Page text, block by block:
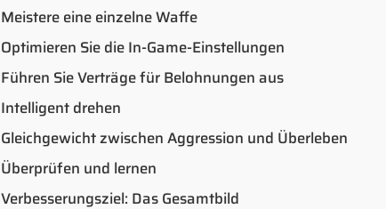
Meistere eine einzelne Waffe
Optimieren Sie die In-Game-Einstellungen
Führen Sie Verträge für Belohnungen aus
Intelligent drehen
Gleichgewicht zwischen Aggression und Überleben
Überprüfen und lernen
Verbesserungsziel: Das Gesamtbild